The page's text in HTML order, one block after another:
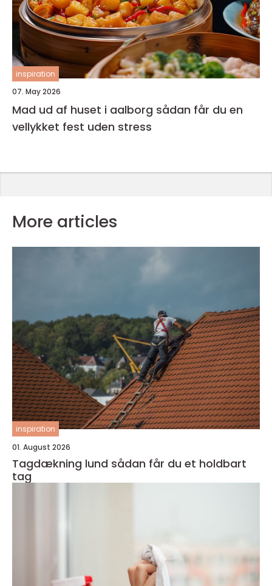
inspiration
07. May 2026
Mad ud af huset i aalborg sådan får du en
vellykket fest uden stress
More articles
inspiration
01. August 2026
Tagdækning lund sådan får du et holdbart
tag